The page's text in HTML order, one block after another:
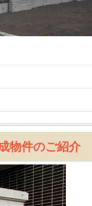
物件のご紹介